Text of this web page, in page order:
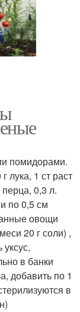
помидорами.
лука, 1 ст раст
0,3 л.
по 0,5 см
овощи
20 г соли) ,
в банки
добавить по 1
в